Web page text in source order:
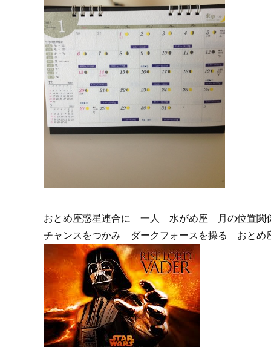
おとめ座惑星連合に 一人 水がめ座 月の位置関
チャンスをつかみ ダークフォースを操る おとめ